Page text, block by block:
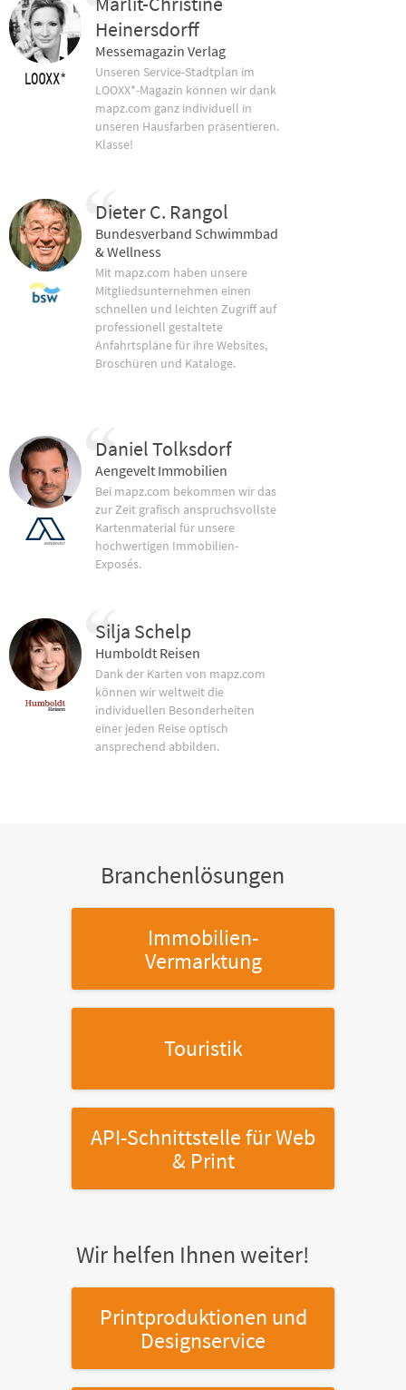
Heinersdorff
Messemagazin Verlag
Unseren Service-Stadtplan im
LOOXX*-Magazin können wir dank
mapz.com ganz individuell in
unseren Hausfarben präsentieren.
Klasse!
Dieter C. Rangol
Bundesverband Schwimmbad
& Wellness
Mit mapz.com haben unsere
Mitgliedsunternehmen einen
schnellen und leichten Zugriff auf
professionell gestaltete
Anfahrtspläne für ihre Websites,
Broschüren und Kataloge.
Daniel Tolksdorf
Aengevelt Immobilien
Bei mapz.com bekommen wir das
zur Zeit grafisch anspruchsvollste
Kartenmaterial für unsere
hochwertigen Immobilien-
Exposés.
Silja Schelp
Humboldt Reisen
Dank der Karten von mapz.com
können wir weltweit die
individuellen Besonderheiten
einer jeden Reise optisch
ansprechend abbilden.
Branchenlösungen
Immobilien-
Vermarktung
Touristik
API-Schnittstellefür Web
& Print
Wir helfen Ihnen weiter!
Printproduktionen und
Designservice